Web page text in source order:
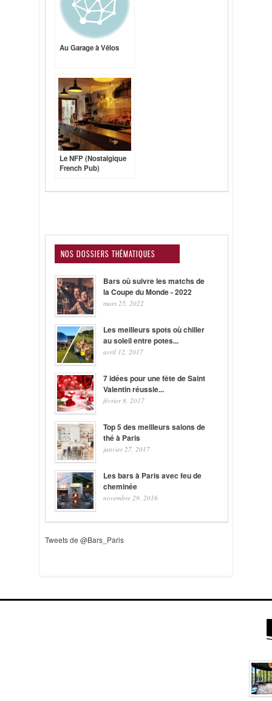
Au Garage à Vélos
Le NFP (Nostalgique
French Pub)
NOS DOSSIERS THÉMATIQUES
Bars où suivre les matchs de
la Coupe du Monde - 2022
mars 25, 2022
Les meilleurs spots où chiller
au soleil entre potes...
avril 12, 2017
7 idées pour une fête de Saint
Valentin réussie...
février 8, 2017
Top 5 des meilleurs salons de
thé à Paris
janvier 27, 2017
Les bars à Paris avec feu de
cheminée
novembre 29, 2016
Tweets de @Bars_Paris